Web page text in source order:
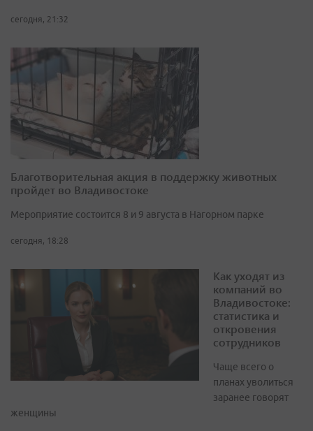
сегодня, 21:32
Благотворительная акция в поддержку животных
пройдет во Владивостоке
Мероприятие состоится 8 и 9 августа в Нагорном парке
сегодня, 18:28
Как уходят из
компаний во
Владивостоке:
статистика и
откровения
сотрудников
Чаще всего о
планах уволиться
заранее говорят
женщины